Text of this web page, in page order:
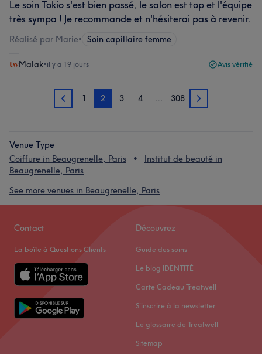
Le soin Tokio s'est bien passé, le salon est top et l'équipe
très sympa ! Je recommande et n'hésiterai pas à revenir.
Réalisé par Marie• Soin capillaire femme
Malak•il y a 19 jours Avis vérifié
1 1 2 3 4 … 308 3
Venue Type
Coiffure in Beaugrenelle, Paris
Institut de beauté in
Beaugrenelle, Paris
See more venues in Beaugrenelle, Paris
Contact
La boîte à Questions Clients
Découvrez
Guide des soins
Le blog IDENTITÉ
Carte Cadeau Treatwell
S'inscrire à la newsletter
Le glossaire de Treatwell
Sitemap